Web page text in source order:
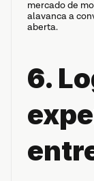
mercado de
alavanca a
aberta.
6.